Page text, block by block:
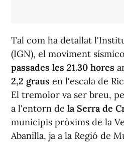
Tal com ha detallat
(IGN), el moviment sí
passades les 21.30 hores
2,2 graus en l'escala de
El tremolor va ser breu,
a l'entorn de la Serra de
municipis pròxims de la
Abanilla, ja a la Regió de